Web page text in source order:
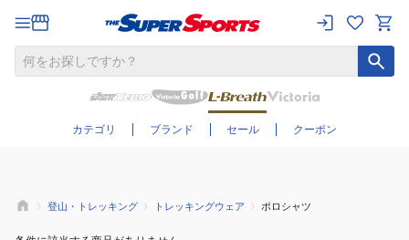
カテゴリ ブランド セール クーポン
さらに絞り込む
登山・トレッキング トレッキングウェア ポロシャツ